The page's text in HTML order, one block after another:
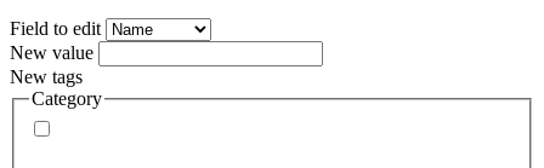
Field to edit
New value
New tags
Category